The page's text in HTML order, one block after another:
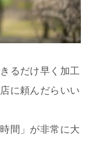
るだけ早く加工
に頼んだらいい
間」が非常に大